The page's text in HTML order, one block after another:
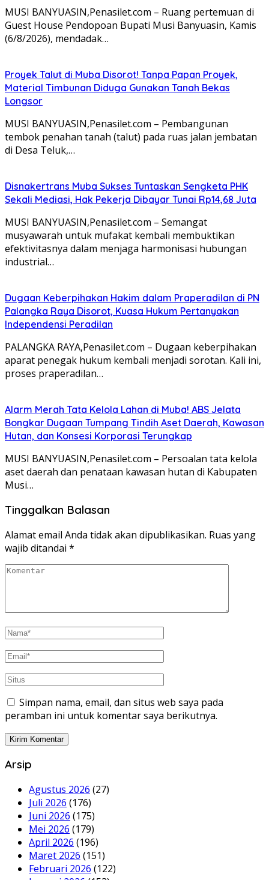
MUSI BANYUASIN,Penasilet.com – Ruang pertemuan di
Guest House Pendopoan Bupati Musi Banyuasin, Kamis
(6/8/2026), mendadak…
Proyek Talut di Muba Disorot! Tanpa Papan Proyek,
Material Timbunan Diduga Gunakan Tanah Bekas
Longsor
MUSI BANYUASIN,Penasilet.com – Pembangunan
tembok penahan tanah (talut) pada ruas jalan jembatan
di Desa Teluk,…
Disnakertrans Muba Sukses Tuntaskan Sengketa PHK
Sekali Mediasi, Hak Pekerja Dibayar Tunai Rp14,68 Juta
MUSI BANYUASIN,Penasilet.com – Semangat
musyawarah untuk mufakat kembali membuktikan
efektivitasnya dalam menjaga harmonisasi hubungan
industrial…
Dugaan Keberpihakan Hakim dalam Praperadilan di PN
Palangka Raya Disorot, Kuasa Hukum Pertanyakan
Independensi Peradilan
PALANGKA RAYA,Penasilet.com – Dugaan keberpihakan
aparat penegak hukum kembali menjadi sorotan. Kali ini,
proses praperadilan…
Alarm Merah Tata Kelola Lahan di Muba! ABS Jelata
Bongkar Dugaan Tumpang Tindih Aset Daerah, Kawasan
Hutan, dan Konsesi Korporasi Terungkap
MUSI BANYUASIN,Penasilet.com – Persoalan tata kelola
aset daerah dan penataan kawasan hutan di Kabupaten
Musi…
Tinggalkan Balasan
Alamat email Anda tidak akan dipublikasikan. Ruas yang
wajib ditandai *
Simpan nama, email, dan situs web saya pada
peramban ini untuk komentar saya berikutnya.
Arsip
Agustus 2026 (27)
Juli 2026 (176)
Juni 2026 (175)
Mei 2026 (179)
April 2026 (196)
Maret 2026 (151)
Februari 2026 (122)